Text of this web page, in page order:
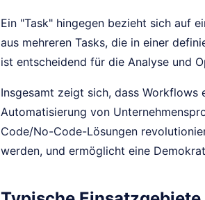
Ein "Task" hingegen bezieht sich auf
aus mehreren Tasks, die in einer
ist entscheidend für die Analyse und
Insgesamt zeigt sich, dass Workflows
Automatisierung von
Code/No-Code-Lösungen
werden, und ermöglicht eine